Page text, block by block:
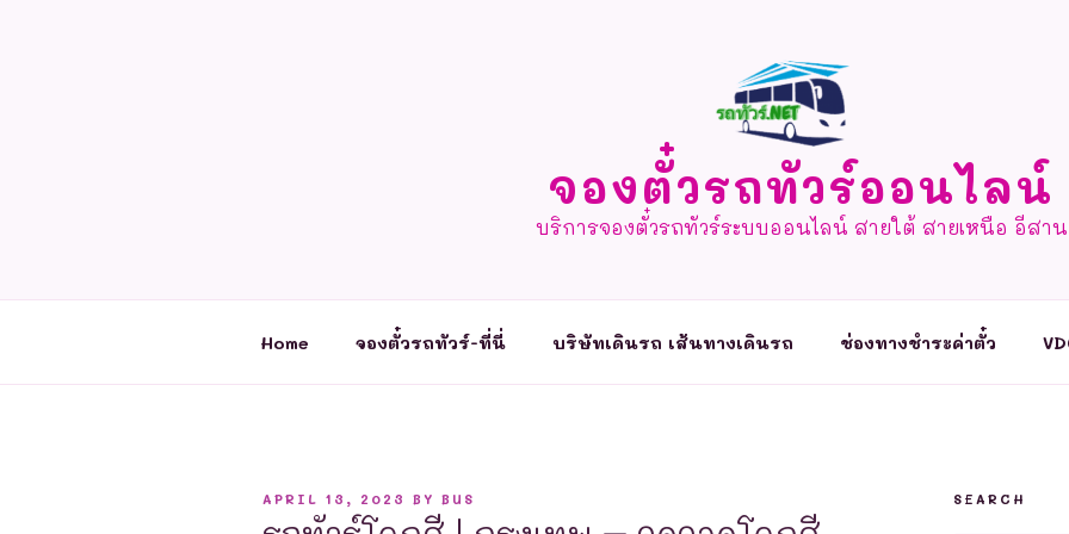
จองตั๋วรถทัวร์ออนไลน์
บริการจองตั๋วรถทัวร์ระบบออนไลน์ สายใต้ สายเหนือ อีสาน
Home จองตั๋วรถทัวร์-ที่นี่ บริษัทเดินรถ เส้นทางเดินรถ ช่องทางชำระค่าตั๋ว
POSTED
APRIL 13, 2023 BY BUS SEARCH